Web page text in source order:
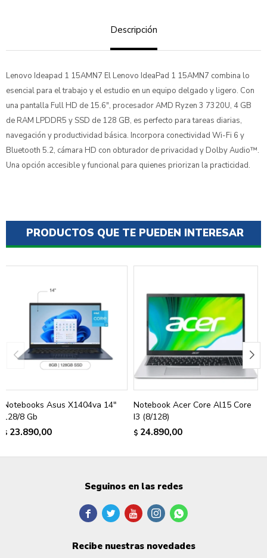
Descripción
Lenovo Ideapad 1 15AMN7 El Lenovo IdeaPad 1 15AMN7 combina lo
esencial para el trabajo y el estudio en un equipo delgado y ligero. Con
una pantalla Full HD de 15.6", procesador AMD Ryzen 3 7320U, 4 GB
de RAM LPDDR5 y SSD de 128 GB, es perfecto para tareas diarias,
navegación y productividad básica. Incorpora conectividad Wi-Fi 6 y
Bluetooth 5.2, cámara HD con obturador de privacidad y Dolby Audio™.
Una opción accesible y funcional para quienes priorizan la practicidad.
PRODUCTOS QUE TE PUEDEN INTERESAR
Notebooks Asus X1404va 14"
128/8 Gb
$ 23.890,00
Notebook Acer Core Al15 Core
I3 (8/128)
$ 24.890,00
Seguinos en las redes
    
Recibe nuestras novedades